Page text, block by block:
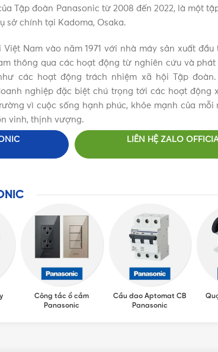
Tập đoàn Panasonic từ 2008 đến 2022, là một
sở chính tại Kadoma, Osaka.
Nam vào năm 1971 với nhà máy sản xuất đầu
thông qua các hoạt động từ nghiên cứu và phát
các hoạt động trách nhiệm xã hội Tập đoàn.
nghiệp đặc biệt chú trọng tới các hoạt động
vì cuộc sống hạnh phúc, khỏe mạnh của mỗi
vinh, thịnh vượng.
LIÊN HỆ ZALO
Công tắc ổ cắm
Panasonic
Cầu dao Aptomat CB
Panasonic